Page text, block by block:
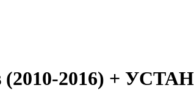
(2010-2016) +